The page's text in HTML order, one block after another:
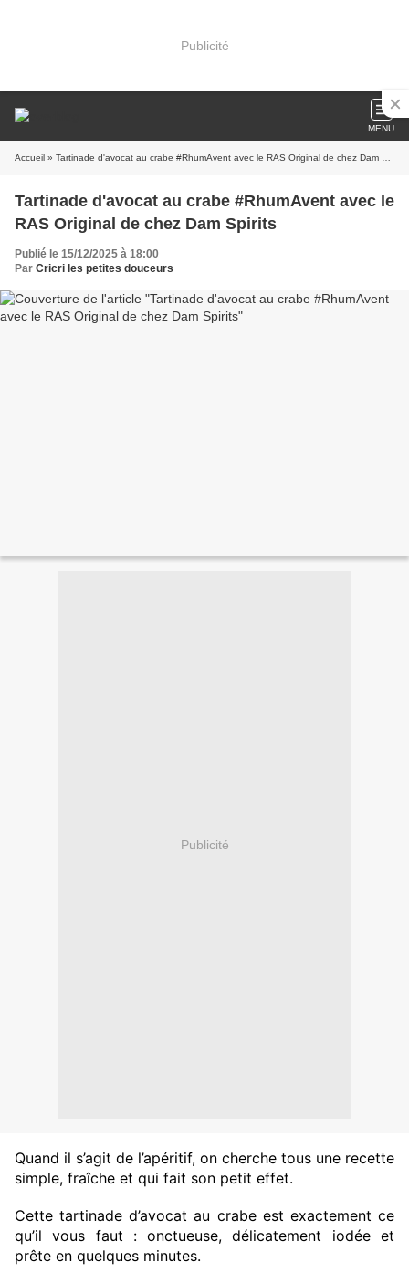
Publicité
MENU
Accueil » Tartinade d'avocat au crabe #RhumAvent avec le RAS Original de chez Dam Spirits
Tartinade d'avocat au crabe #RhumAvent avec le
RAS Original de chez Dam Spirits
Publié le 15/12/2025 à 18:00
Par Cricri les petites douceurs
Publicité
Quand il s’agit de l’apéritif, on cherche tous une recette
simple, fraîche et qui fait son petit effet.
Cette tartinade d’avocat au crabe est exactement ce
qu’il vous faut : onctueuse, délicatement iodée et
prête en quelques minutes.